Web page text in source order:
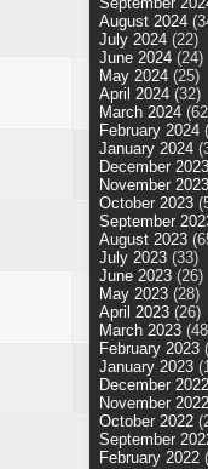
August 2024
July 2024 (22)
June 2024 (24)
May 2024 (25)
April 2024 (32)
March 2024
February 2024
January 2024
December 2023
November 2023
October 2023
September
August 2023
July 2023 (33)
June 2023 (26)
May 2023 (28)
April 2023 (26)
March 2023
February 2023
January 2023
December 2022
November 2022
October 2022
September
February 2022